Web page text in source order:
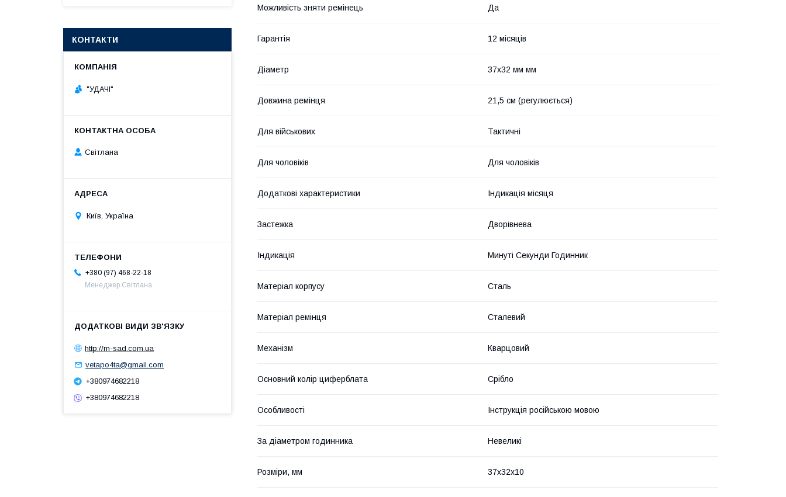
Можливість зняти ремінець Да
Гарантія 12 місяців
Діаметр 37х32 мм мм
Довжина ремінця 21,5 см (регулюється)
Для військових Тактичні
Для чоловіків Для чоловіків
Додаткові характеристики Індикація місяця
Застежка Дворівнева
Індикація Минуті Секунди Годинник
Матеріал корпусу Сталь
Матеріал ремінця Сталевий
Механізм Кварцовий
Основний колір циферблата Срібло
Особливості Інструкція російською мовою
За діаметром годинника Невеликі
Розміри, мм 37х32х10
КОНТАКТИ
"УДАЧІ"
Світлана
Київ, Україна
+380 (97) 468-22-18
Менеджер Світлана
http://m-sad.com.ua
vetapo4ta@gmail.com
+380974682218
+380974682218